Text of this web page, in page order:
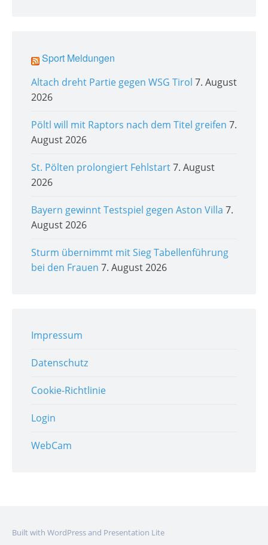
Sport Meldungen
Altach dreht Partie gegen WSG Tirol 7. August
2026
Pöltl will mit Raptors nach dem Titel greifen 7.
August 2026
St. Pölten prolongiert Fehlstart7. August
2026
Bayern gewinnt Testspiel gegen Aston Villa 7.
August 2026
Sturm übernimmt mit Sieg Tabellenführung
bei den Frauen 7. August 2026
Impressum
Datenschutz
Cookie-Richtlinie
Login
WebCam
Built with WordPress and Presentation Lite